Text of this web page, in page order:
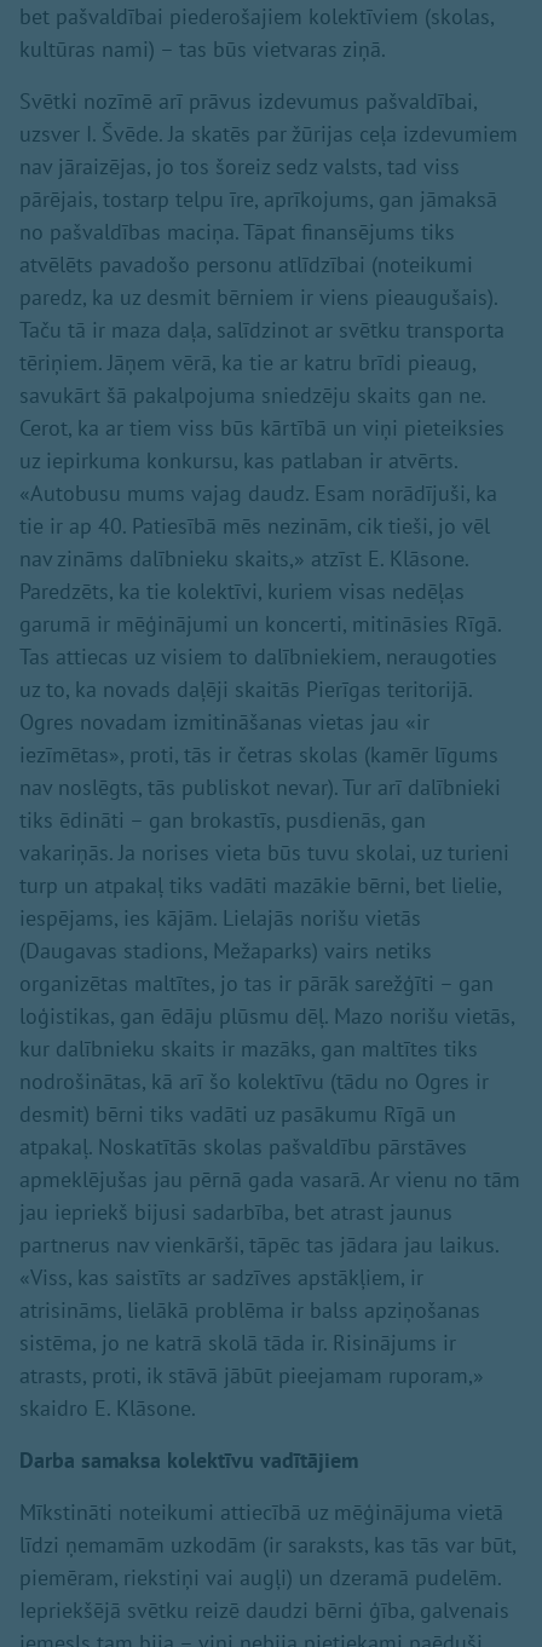
bet pašvaldībai piederošajiem kolektīviem (skolas,
kultūras nami) – tas būs vietvaras ziņā.
Svētki nozīmē arī prāvus izdevumus pašvaldībai,
uzsver I. Švēde. Ja skatēs par žūrijas ceļa izdevumiem
nav jāraizējas, jo tos šoreiz sedz valsts, tad viss
pārējais, tostarp telpu īre, aprīkojums, gan jāmaksā
no pašvaldības maciņa. Tāpat finansējums tiks
atvēlēts pavadošo personu atlīdzībai (noteikumi
paredz, ka uz desmit bērniem ir viens pieaugušais).
Taču tā ir maza daļa, salīdzinot ar svētku transporta
tēriņiem. Jāņem vērā, ka tie ar katru brīdi pieaug,
savukārt šā pakalpojuma sniedzēju skaits gan ne.
Cerot, ka ar tiem viss būs kārtībā un viņi pieteiksies
uz iepirkuma konkursu, kas patlaban ir atvērts.
«Autobusu mums vajag daudz. Esam norādījuši, ka
tie ir ap 40. Patiesībā mēs nezinām, cik tieši, jo vēl
nav zināms dalībnieku skaits,» atzīst E. Klāsone.
Paredzēts, ka tie kolektīvi, kuriem visas nedēļas
garumā ir mēģinājumi un koncerti, mitināsies Rīgā.
Tas attiecas uz visiem to dalībniekiem, neraugoties
uz to, ka novads daļēji skaitās Pierīgas teritorijā.
Ogres novadam izmitināšanas vietas jau «ir
iezīmētas», proti, tās ir četras skolas (kamēr līgums
nav noslēgts, tās publiskot nevar). Tur arī dalībnieki
tiks ēdināti – gan brokastīs, pusdienās, gan
vakariņās. Ja norises vieta būs tuvu skolai, uz turieni
turp un atpakaļ tiks vadāti mazākie bērni, bet lielie,
iespējams, ies kājām. Lielajās norišu vietās
(Daugavas stadions, Mežaparks) vairs netiks
organizētas maltītes, jo tas ir pārāk sarežģīti – gan
loģistikas, gan ēdāju plūsmu dēļ. Mazo norišu vietās,
kur dalībnieku skaits ir mazāks, gan maltītes tiks
nodrošinātas, kā arī šo kolektīvu (tādu no Ogres ir
desmit) bērni tiks vadāti uz pasākumu Rīgā un
atpakaļ. Noskatītās skolas pašvaldību pārstāves
apmeklējušas jau pērnā gada vasarā. Ar vienu no tām
jau iepriekš bijusi sadarbība, bet atrast jaunus
partnerus nav vienkārši, tāpēc tas jādara jau laikus.
«Viss, kas saistīts ar sadzīves apstākļiem, ir
atrisināms, lielākā problēma ir balss apziņošanas
sistēma, jo ne katrā skolā tāda ir. Risinājums ir
atrasts, proti, ik stāvā jābūt pieejamam ruporam,»
skaidro E. Klāsone.
Darba samaksa kolektīvu vadītājiem
Mīkstināti noteikumi attiecībā uz mēģinājuma vietā
līdzi ņemamām uzkodām (ir saraksts, kas tās var būt,
piemēram, riekstiņi vai augļi) un dzeramā pudelēm.
Iepriekšējā svētku reizē daudzi bērni ģība, galvenais